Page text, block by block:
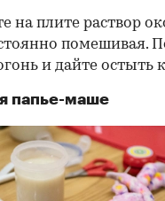
на плите раствор
помешивая.
и дайте остыть
папье-маше